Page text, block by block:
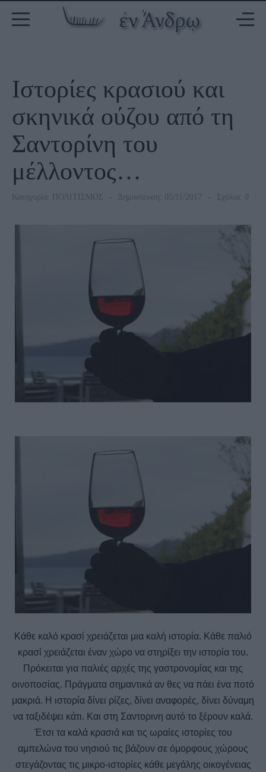
Ιστορίες κρασιού και
σκηνικά ούζου από τη
Σαντορίνη του
μέλλοντος…
Κατηγορία: ΠΟΛΙΤΙΣΜΟΣ Δημοσίευση: 05/11/2017 Σχόλια: 0
Κάθε καλό κρασί χρειάζεται μια καλή ιστορία. Κάθε παλιό
κρασί χρειάζεται έναν χώρο να στηρίξει την ιστορία του.
Πρόκειται για παλιές αρχές της γαστρονομίας και της
οινοποσίας. Πράγματα σημαντικά αν θες να πάει ένα ποτό
μακριά. Η ιστορία δίνει ρίζες, δίνει αναφορές, δίνει δύναμη
να ταξιδέψει κάτι. Και στη Σαντορινη αυτό το ξέρουν καλά.
Έτσι τα καλά κρασιά και τις ωραίες ιστορίες του
αμπελώνα του νησιού τις βάζουν σε όμορφους χώρους
στεγάζοντας τις μικρο-ιστορίες κάθε μεγάλης οικογένειας